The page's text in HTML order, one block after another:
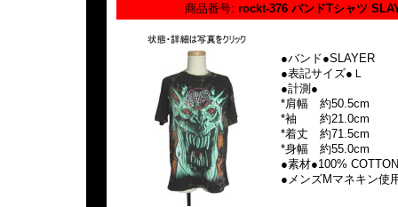
商品番号: rockt-376 バンドTシャツ
●バンド●SLAYER
●表記サイズ●Ｌ
●計測●
*肩幅 約50.5cm
*袖 約21.0cm
*着丈 約71.5cm
*身幅 約55.0cm
●素材●100% COTTON
●メンズMマネキン使